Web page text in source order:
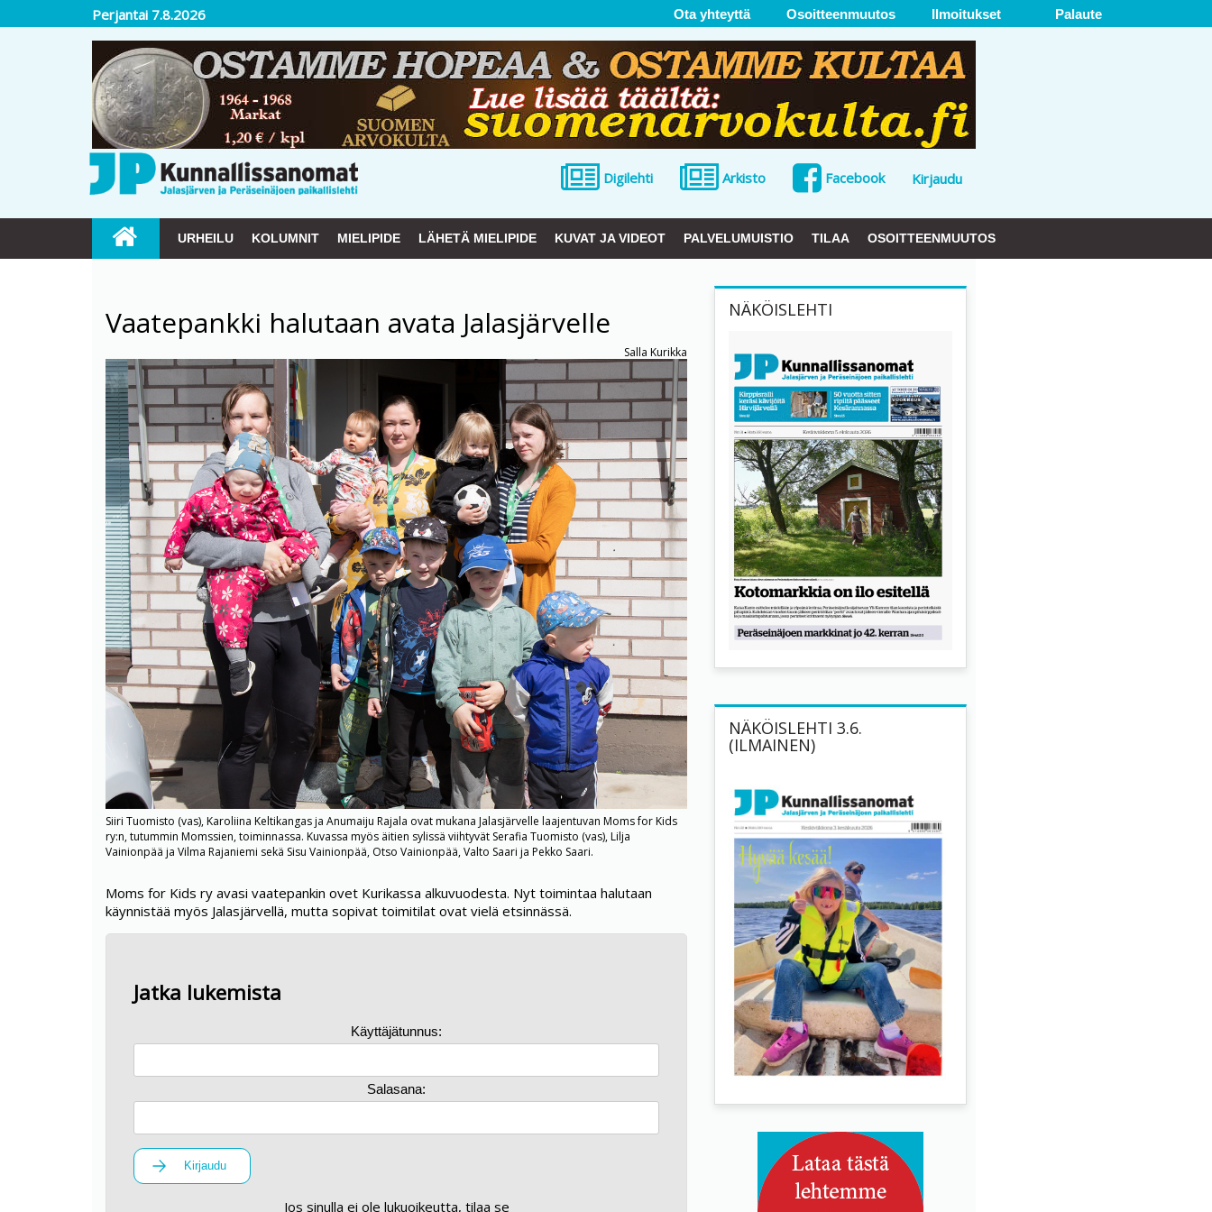
Perjantai 7.8.2026 Ota yhteyttä Osoitteenmuutos Ilmoitukset Palaute
Digilehti Arkisto Facebook Kirjaudu
URHEILU KOLUMNIT MIELIPIDE LÄHETÄ MIELIPIDE KUVAT JA VIDEOT PALVELUMUISTIO TILAA OSOITTEENMUUTOS
Vaatepankki halutaan avata Jalasjärvelle
Siiri Tuomisto (vas), Karoliina Keltikangas ja Anumaiju Rajala ovat mukana Jalasjärvelle laajentuvan Moms for Kids
ry:n, tutummin Momssien, toiminnassa. Kuvassa myös äitien sylissä viihtyvät Serafia Tuomisto (vas), Lilja
Vainionpää ja Vilma Rajaniemi sekä Sisu Vainionpää, Otso Vainionpää, Valto Saari ja Pekko Saari.
Salla Kurikka
Moms for Kids ry avasi vaatepankin ovet Kurikassa alkuvuodesta. Nyt toimintaa halutaan
käynnistää myös Jalasjärvellä, mutta sopivat toimitilat ovat vielä etsinnässä.
Jatka lukemista
Käyttäjätunnus:
Salasana:
Kirjaudu
Jos sinulla ei ole lukuoikeutta, tilaa se
NÄKÖISLEHTI
NÄKÖISLEHTI 3.6.
(ILMAINEN)